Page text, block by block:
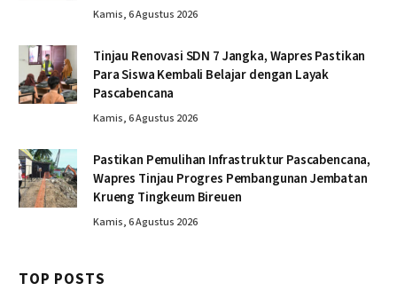
Kamis, 6 Agustus 2026
Tinjau Renovasi SDN 7 Jangka, Wapres Pastikan
Para Siswa Kembali Belajar dengan Layak
Pascabencana
Kamis, 6 Agustus 2026
Pastikan Pemulihan Infrastruktur Pascabencana,
Wapres Tinjau Progres Pembangunan Jembatan
Krueng Tingkeum Bireuen
Kamis, 6 Agustus 2026
TOP POSTS